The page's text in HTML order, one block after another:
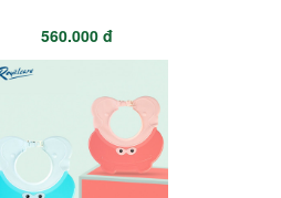
560.000 đ